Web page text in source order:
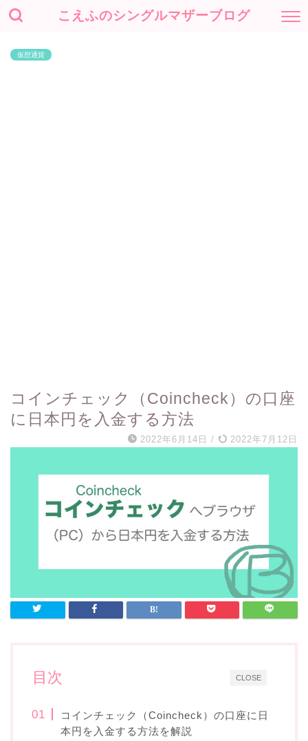
こえふのシングルマザーブログ
仮想通貨
コインチェック（Coincheck）の口座
に日本円を入金する方法
2022年6月14日 / 2022年7月12日
CLOSE
目次
コインチェック（Coincheck）の口座に日
本円を入金する方法を解説